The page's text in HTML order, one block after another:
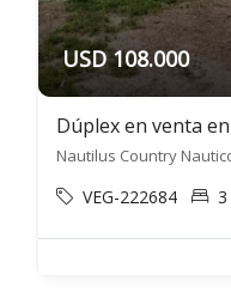
USD 108.000
Dúplex en venta
Nautilus Country
VEG-222684 3